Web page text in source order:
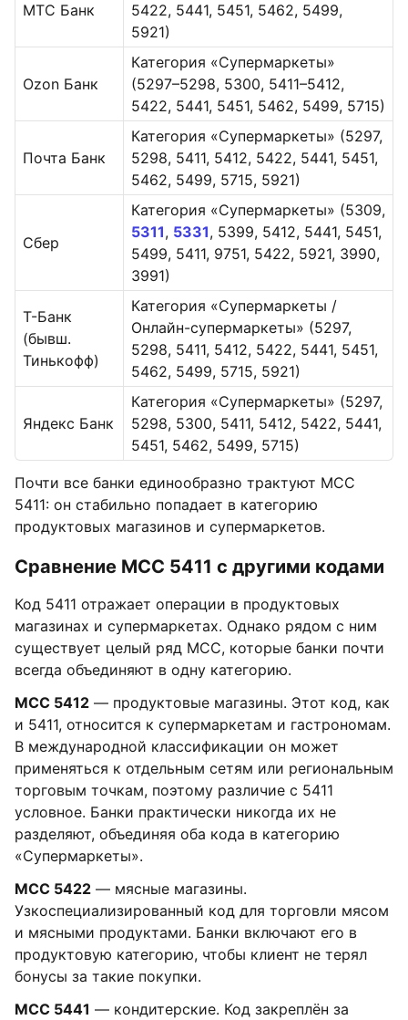
МТС Банк
5422, 5441, 5451, 5462, 5499,
5921)
Ozon Банк
Категория «Супермаркеты»
(5297–5298, 5300, 5411–5412,
5422, 5441, 5451, 5462, 5499, 5715)
Почта Банк
Категория «Супермаркеты» (5297,
5298, 5411, 5412, 5422, 5441, 5451,
5462, 5499, 5715, 5921)
Сбер
Категория «Супермаркеты» (5309,
5311, 5331, 5399, 5412, 5441, 5451,
5499, 5411, 9751, 5422, 5921, 3990,
3991)
Т-Банк
(бывш.
Тинькофф)
Категория «Супермаркеты /
Онлайн-супермаркеты» (5297,
5298, 5411, 5412, 5422, 5441, 5451,
5462, 5499, 5715, 5921)
Яндекс Банк
Категория «Супермаркеты» (5297,
5298, 5300, 5411, 5412, 5422, 5441,
5451, 5462, 5499, 5715)
Почти все банки единообразно трактуют MCC
5411: он стабильно попадает в категорию
продуктовых магазинов и супермаркетов.
Сравнение MCC 5411 с другими кодами
Код 5411 отражает операции в продуктовых
магазинах и супермаркетах. Однако рядом с ним
существует целый ряд MCC, которые банки почти
всегда объединяют в одну категорию.
MCC 5412 — продуктовые магазины. Этот код, как
и 5411, относится к супермаркетам и гастрономам.
В международной классификации он может
применяться к отдельным сетям или региональным
торговым точкам, поэтому различие с 5411
условное. Банки практически никогда их не
разделяют, объединяя оба кода в категорию
«Супермаркеты».
MCC 5422 — мясные магазины.
Узкоспециализированный код для торговли мясом
и мясными продуктами. Банки включают его в
продуктовую категорию, чтобы клиент не терял
бонусы за такие покупки.
MCC 5441 — кондитерские. Код закреплён за